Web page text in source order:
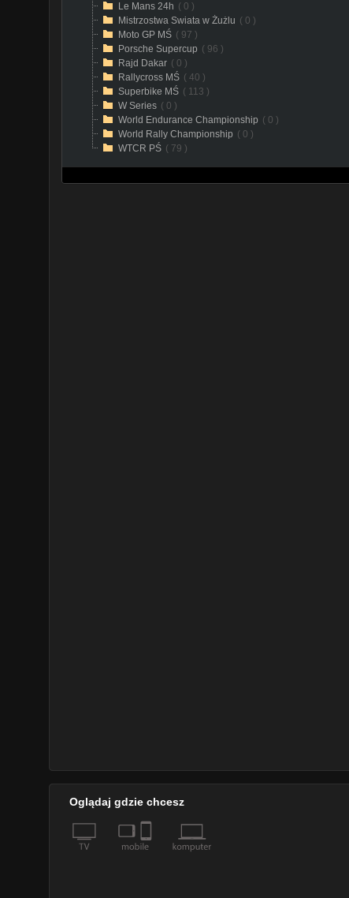
Le Mans 24h ( 0 )
Mistrzostwa Swiata w Żużlu ( 0 )
Moto GP MŚ ( 97 )
Porsche Supercup ( 96 )
Rajd Dakar ( 0 )
Rallycross MŚ ( 40 )
Superbike MŚ ( 113 )
W Series ( 0 )
World Endurance Championship ( 0 )
World Rally Championship ( 0 )
WTCR PŚ ( 79 )
Oglądaj gdzie chcesz